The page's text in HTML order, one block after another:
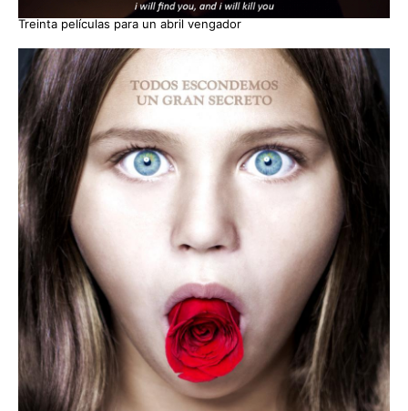
Treinta películas para un abril vengador